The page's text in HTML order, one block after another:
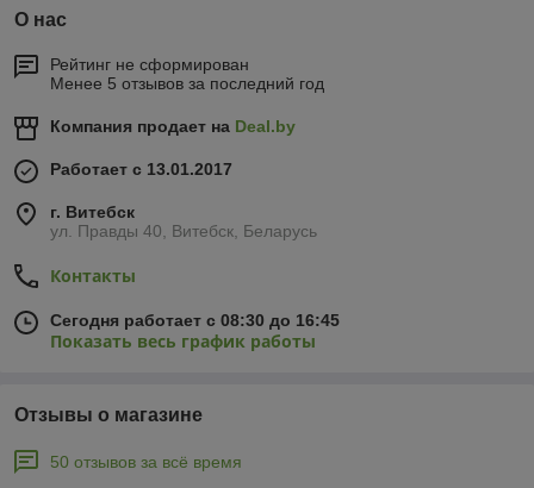
О нас
Рейтинг не сформирован
Менее 5 отзывов за последний год
Компания продает на Deal.by
Работает с 13.01.2017
г. Витебск
ул. Правды 40, Витебск, Беларусь
Контакты
Сегодня работает с 08:30 до 16:45
Показать весь график работы
Отзывы о магазине
50 отзывов за всё время